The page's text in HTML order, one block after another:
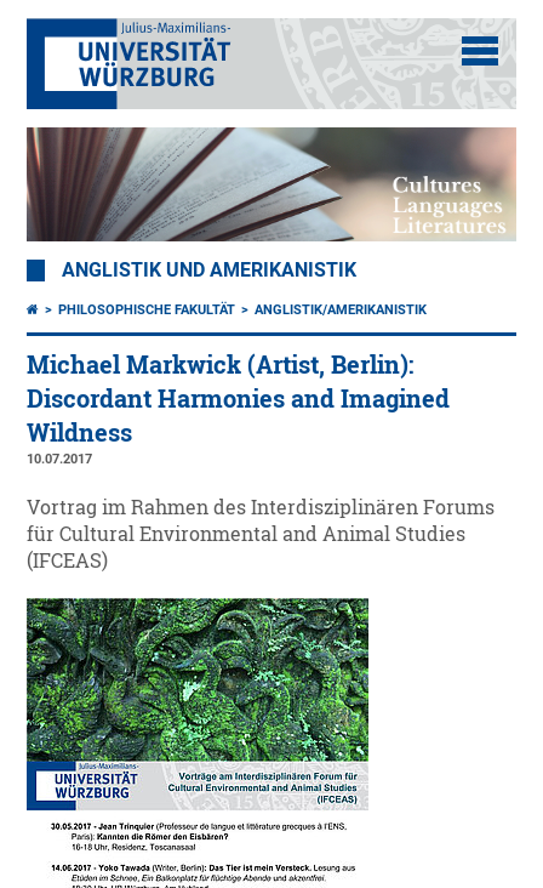
ANGLISTIK UND AMERIKANISTIK
PHILOSOPHISCHE FAKULTÄT ANGLISTIK/AMERIKANISTIK
Michael Markwick (Artist, Berlin):
Discordant Harmonies and Imagined
Wildness
10.07.2017
Vortrag im Rahmen des Interdisziplinären Forums
für Cultural Environmental and Animal Studies
(IFCEAS)